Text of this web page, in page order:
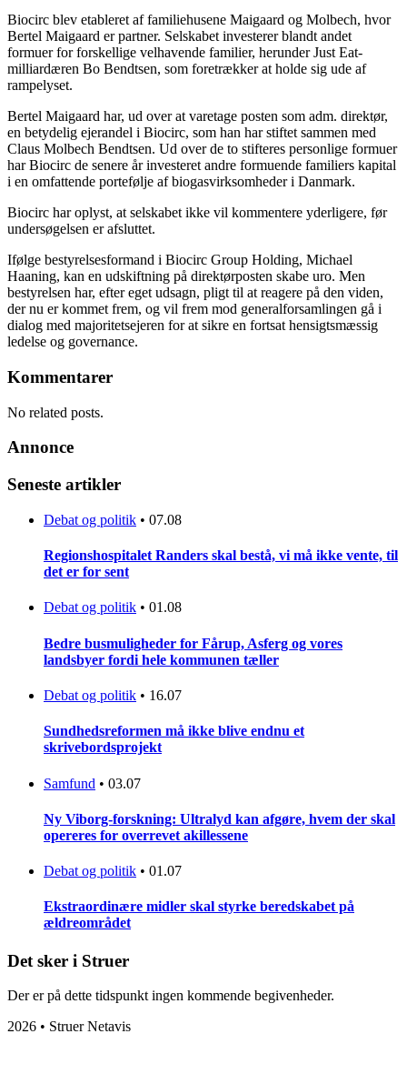
Biocirc blev etableret af familiehusene Maigaard og Molbech, hvor
Bertel Maigaard er partner. Selskabet investerer blandt andet
formuer for forskellige velhavende familier, herunder Just Eat-
milliardæren Bo Bendtsen, som foretrækker at holde sig ude af
rampelyset.
Bertel Maigaard har, ud over at varetage posten som adm. direktør,
en betydelig ejerandel i Biocirc, som han har stiftet sammen med
Claus Molbech Bendtsen. Ud over de to stifteres personlige formuer
har Biocirc de senere år investeret andre formuende familiers kapital
i en omfattende portefølje af biogasvirksomheder i Danmark.
Biocirc har oplyst, at selskabet ikke vil kommentere yderligere, før
undersøgelsen er afsluttet.
Ifølge bestyrelsesformand i Biocirc Group Holding, Michael
Haaning, kan en udskiftning på direktørposten skabe uro. Men
bestyrelsen har, efter eget udsagn, pligt til at reagere på den viden,
der nu er kommet frem, og vil frem mod generalforsamlingen gå i
dialog med majoritetsejeren for at sikre en fortsat hensigtsmæssig
ledelse og governance.
Kommentarer
No related posts.
Annonce
Seneste artikler
Debat og politik • 07.08
Regionshospitalet Randers skal bestå, vi må ikke vente, til
det er for sent
Debat og politik • 01.08
Bedre busmuligheder for Fårup, Asferg og vores
landsbyer fordi hele kommunen tæller
Debat og politik • 16.07
Sundhedsreformen må ikke blive endnu et
skrivebordsprojekt
Samfund • 03.07
Ny Viborg-forskning: Ultralyd kan afgøre, hvem der skal
opereres for overrevet akillessene
Debat og politik • 01.07
Ekstraordinære midler skal styrke beredskabet på
ældreområdet
Det sker i Struer
Der er på dette tidspunkt ingen kommende begivenheder.
2026 • Struer Netavis